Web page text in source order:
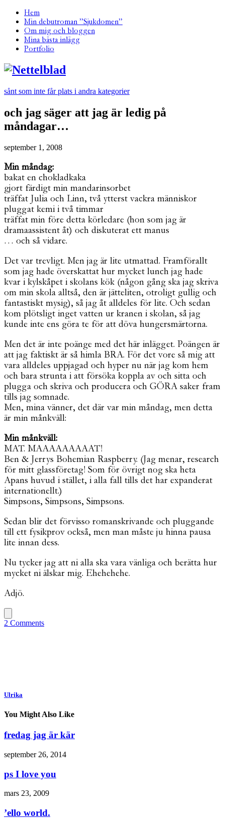
Hem
Min debutroman ”Sjukdomen”
Om mig och bloggen
Mina bästa inlägg
Portfolio
sånt som inte får plats i andra kategorier
och jag säger att jag är ledig på
måndagar…
september 1, 2008
Min måndag:
bakat en chokladkaka
gjort färdigt min mandarinsorbet
träffat Julia och Linn, två ytterst vackra människor
pluggat kemi i två timmar
träffat min före detta körledare (hon som jag är
dramaassistent åt) och diskuterat ett manus
… och så vidare.
Det var trevligt. Men jag är lite utmattad. Framförallt
som jag hade överskattat hur mycket lunch jag hade
kvar i kylskåpet i skolans kök (någon gång ska jag skriva
om min skola alltså, den är jätteliten, otroligt gullig och
fantastiskt mysig), så jag åt alldeles för lite. Och sedan
kom plötsligt inget vatten ur kranen i skolan, så jag
kunde inte ens göra te för att döva hungersmärtorna.
Men det är inte poänge med det här inlägget. Poängen är
att jag faktiskt är så himla BRA. För det vore så mig att
vara alldeles uppjagad och hyper nu när jag kom hem
och bara strunta i att försöka koppla av och sitta och
plugga och skriva och producera och GÖRA saker fram
tills jag somnade.
Men, mina vänner, det där var min måndag, men detta
är min månkväll:
Min månkväll:
MAT. MAAAAAAAAAT!
Ben & Jerrys Bohemian Raspberry. (Jag menar, research
för mitt glassföretag! Som för övrigt nog ska heta
Apans huvud i stället, i alla fall tills det har expanderat
internationellt.)
Simpsons, Simpsons, Simpsons.
Sedan blir det förvisso romanskrivande och pluggande
till ett fysikprov också, men man måste ju hinna pausa
lite innan dess.
Nu tycker jag att ni alla ska vara vänliga och berätta hur
mycket ni älskar mig. Ehehehehe.
Adjö.
2 Comments
Ulrika
You Might Also Like
fredag jag är kär
september 26, 2014
ps I love you
mars 23, 2009
’ello world.